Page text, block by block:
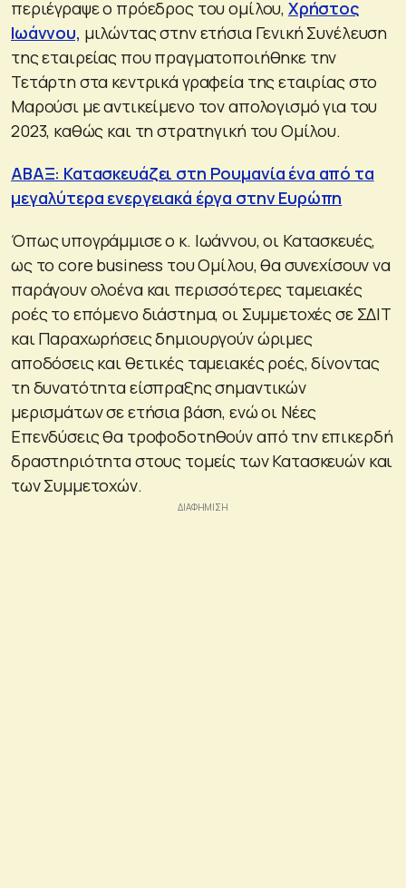
περιέγραψε ο πρόεδρος του oμίλου, Χρήστος
Ιωάννου, μιλώντας στην ετήσια Γενική Συνέλευση
της εταιρείας που πραγματοποιήθηκε την
Τετάρτη στα κεντρικά γραφεία της εταιρίας στο
Μαρούσι με αντικείμενο τον απολογισμό για του
2023, καθώς και τη στρατηγική του Ομίλου.
ΑΒΑΞ: Κατασκευάζει στη Ρουμανία ένα από τα
μεγαλύτερα ενεργειακά έργα στην Ευρώπη
Όπως υπογράμμισε ο κ. Ιωάννου, οι Κατασκευές,
ως το core business του Ομίλου, θα συνεχίσουν να
παράγουν ολοένα και περισσότερες ταμειακές
ροές το επόμενο διάστημα, οι Συμμετοχές σε ΣΔΙΤ
και Παραχωρήσεις δημιουργούν ώριμες
αποδόσεις και θετικές ταμειακές ροές, δίνοντας
τη δυνατότητα είσπραξης σημαντικών
μερισμάτων σε ετήσια βάση, ενώ οι Νέες
Επενδύσεις θα τροφοδοτηθούν από την επικερδή
δραστηριότητα στους τομείς των Κατασκευών και
των Συμμετοχών.